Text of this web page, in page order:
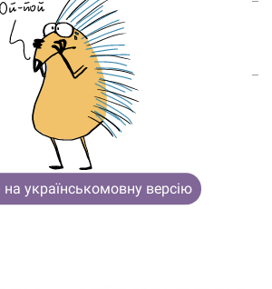
Спросить
про товар
ТЕБЯ ТАКЖЕ
на українськомовну версію
пуста